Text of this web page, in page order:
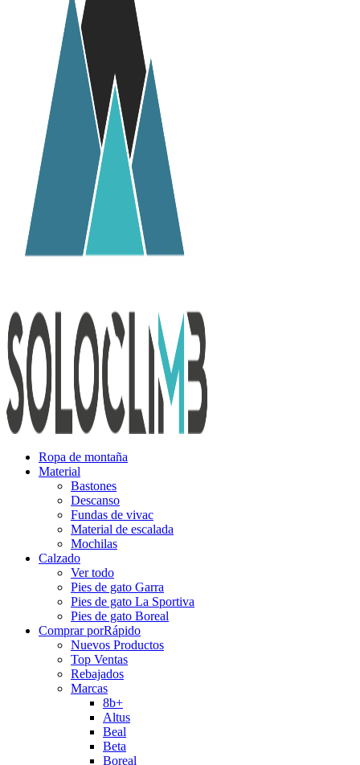
Ropa de montaña
Material
Bastones
Descanso
Fundas de vivac
Material de escalada
Mochilas
Calzado
Ver todo
Pies de gato Garra
Pies de gato La Sportiva
Pies de gato Boreal
Comprar porRápido
Nuevos Productos
Top Ventas
Rebajados
Marcas
8b+
Altus
Beal
Beta
Boreal